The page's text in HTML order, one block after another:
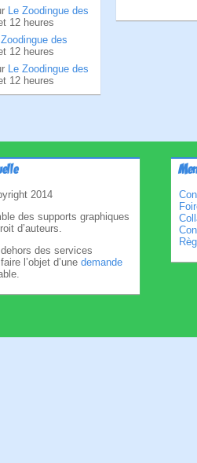
Le Zoodingue des
12 heures
des
12 heures
Le Zoodingue des
12 heures
2014
des supports graphiques
d’auteurs.
des services
l’objet d’une demande